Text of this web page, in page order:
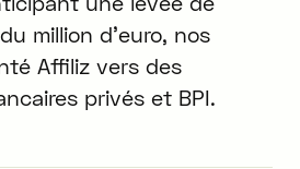
million d'euro, nos
Affiliz vers des
privés et BPI.